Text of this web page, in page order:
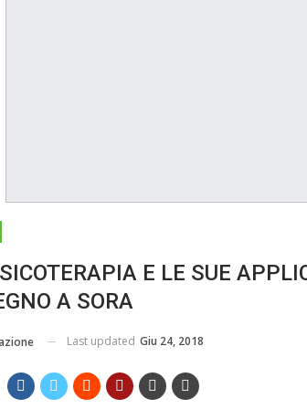
E LE SUE
A SORA
Last updated Giu 24, 2018